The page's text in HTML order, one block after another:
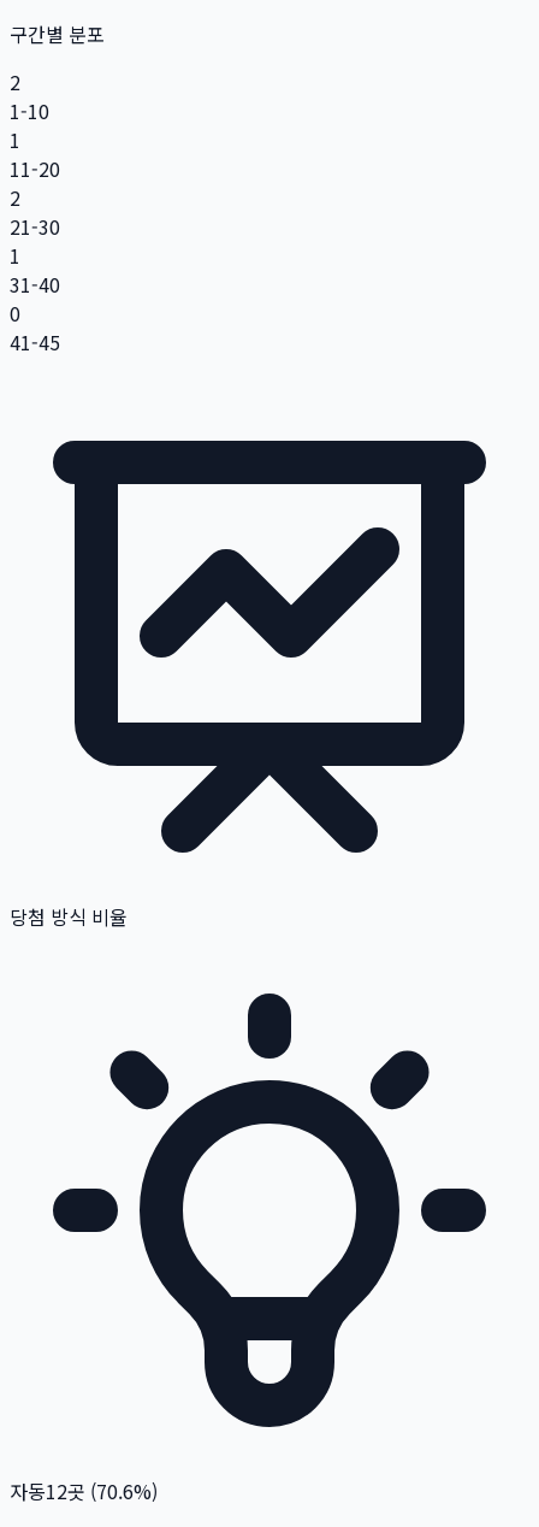
구간별 분포
2
1-10
1
11-20
2
21-30
1
31-40
0
41-45
당첨 방식 비율
자동12곳 (70.6%)